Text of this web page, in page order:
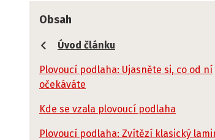
Obsah
Úvod článku
Plovoucí podlaha: Ujasněte si, co od ní
očekáváte
Kde se vzala plovoucí podlaha
Plovoucí podlaha: Zvítězí klasický